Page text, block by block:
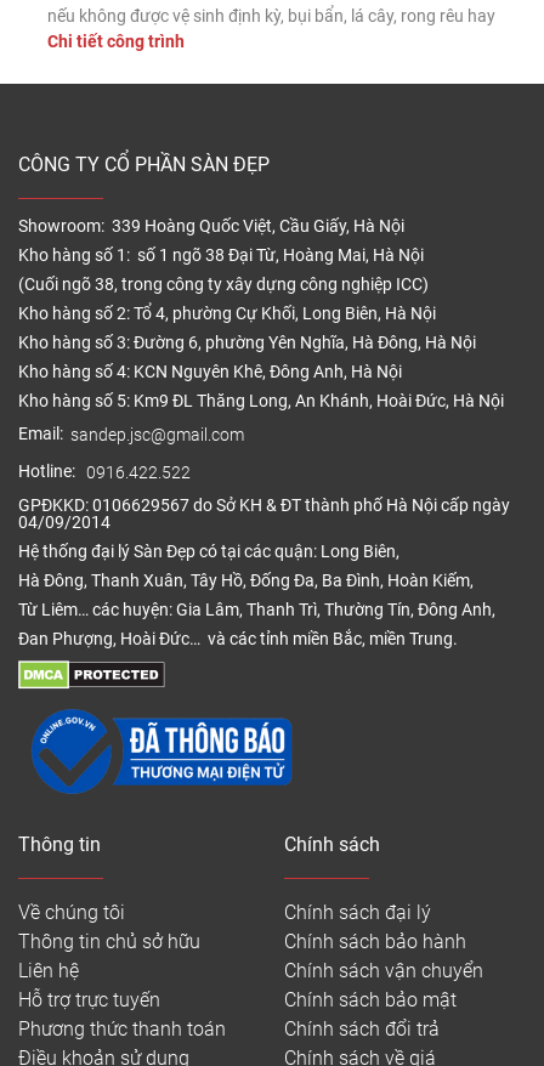
nếu không được vệ sinh định kỳ, bụi bẩn, lá cây, rong rêu hay
dầu mỡ vẫn có thể tích tụ trên bề mặt, làm giảm tính thẩm
Chi tiết công trình
CÔNG TY CỔ PHẦN SÀN ĐẸP
Showroom: 339 Hoàng Quốc Việt, Cầu Giấy, Hà Nội
Kho hàng số 1: số 1 ngõ 38 Đại Từ, Hoàng Mai, Hà Nội
(Cuối ngõ 38, trong công ty xây dựng công nghiệp ICC)
Kho hàng số 2: Tổ 4, phường Cự Khối, Long Biên, Hà Nội
Kho hàng số 3: Đường 6, phường Yên Nghĩa, Hà Đông, Hà Nội
Kho hàng số 4: KCN Nguyên Khê, Đông Anh, Hà Nội
Kho hàng số 5: Km9 ĐL Thăng Long, An Khánh, Hoài Đức, Hà Nội
Email: sandep.jsc@gmail.com
Hotline: 0916.422.522
GPĐKKD: 0106629567 do Sở KH & ĐT thành phố Hà Nội cấp ngày
04/09/2014
Hệ thống đại lý Sàn Đẹp có tại các quận: Long Biên,
Hà Đông, Thanh Xuân, Tây Hồ, Đống Đa, Ba Đình, Hoàn Kiếm,
Từ Liêm… các huyện: Gia Lâm, Thanh Trì, Thường Tín, Đông Anh,
Đan Phượng, Hoài Đức… và các tỉnh miền Bắc, miền Trung.
Thông tin
Về chúng tôi
Thông tin chủ sở hữu
Liên hệ
Hỗ trợ trực tuyến
Phương thức thanh toán
Điều khoản sử dụng
Chính sách
Chính sách đại lý
Chính sách bảo hành
Chính sách vận chuyển
Chính sách bảo mật
Chính sách đổi trả
Chính sách về giá